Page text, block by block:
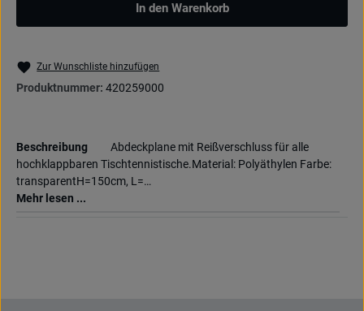
In den Warenkorb
Zur Wunschliste hinzufügen
Produktnummer: 420259000
Beschreibung
Abdeckplane mit Reißverschluss für alle
hochklappbaren Tischtennistische.Material: Polyäthylen Farbe:
transparentH=150cm, L=…
Mehr lesen ...